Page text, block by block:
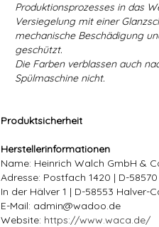
Produktionsprozesses in das
Versiegelung mit einer
mechanische Beschädigung
geschützt.
Die Farben verblassen auch
Spülmaschine nicht.
Produktsicherheit
Herstellerinformationen
Name: Heinrich Walch GmbH &
Adresse: Postfach 1420 | D-
In der Hälver 1 | D-58553 Halver-
E-Mail: admin@wadoo.de
Website: https://www.waca.de/